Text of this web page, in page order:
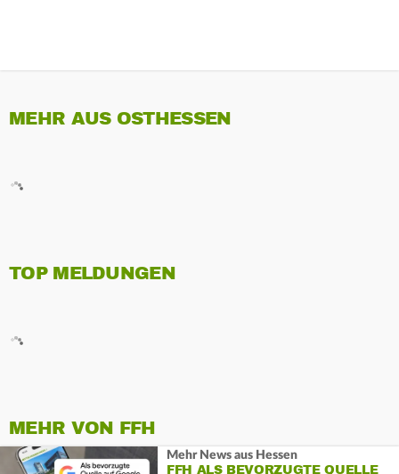
MEHR AUS OSTHESSEN
TOP MELDUNGEN
MEHR VON FFH
Mehr News aus Hessen
FFH ALS BEVORZUGTE QUELLE